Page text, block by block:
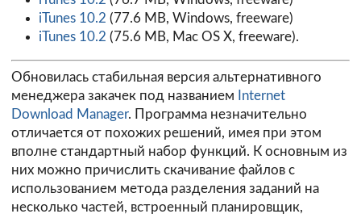
iTunes 10.2 (77.6 MB, Windows, freeware)
iTunes 10.2 (75.6 MB, Mac OS X, freeware).
Обновилась стабильная версия альтернативного
менеджера закачек под названием
Internet
Download Manager. Программа незначительно
отличается от похожих решений, имея при этом
вполне стандартный набор функций. К основным из
них можно причислить скачивание файлов с
использованием метода разделения заданий на
несколько частей, встроенный планировщик,